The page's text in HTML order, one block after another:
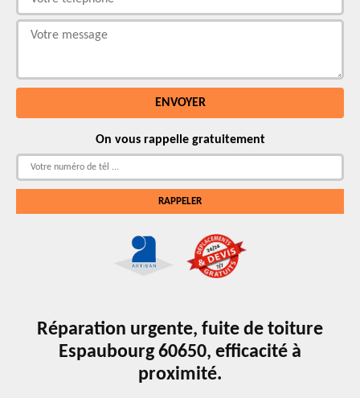
On vous rappelle gratuitement
Réparation urgente, fuite de toiture
Espaubourg 60650, efficacité à
proximité.